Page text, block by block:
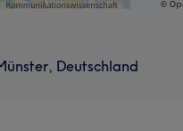
Deutschland